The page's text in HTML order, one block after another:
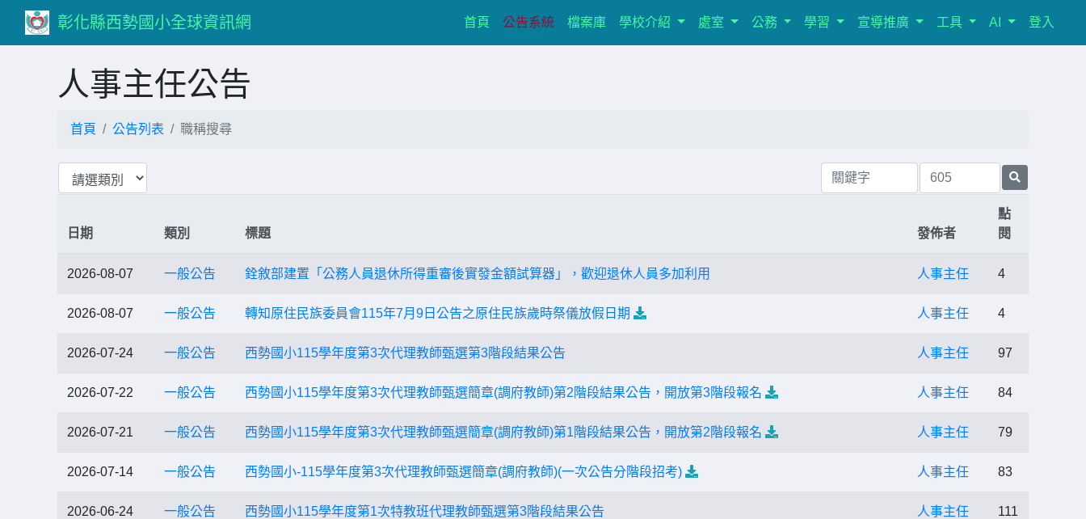
彰化縣西勢國小全球資訊網 首頁 (current)
公告系統 檔案庫 學校介紹 處室 公務 學習 宣導推廣 工具 AI 登入
人事主任公告
首頁 公告列表 職稱搜尋
日期 類別 標題 發佈者
點
閱
2026-08-07 一般公告 銓敘部建置「公務人員退休所得重審後實發金額試算器」，歡迎退休人員多加利用 人事主任 4
2026-08-07 一般公告 轉知原住民族委員會115年7月9日公告之原住民族歲時祭儀放假日期 人事主任 4
2026-07-24 一般公告 西勢國小115學年度第3次代理教師甄選第3階段結果公告 人事主任 97
2026-07-22 一般公告 西勢國小115學年度第3次代理教師甄選簡章(調府教師)第2階段結果公告，開放第3階段報名 人事主任 84
2026-07-21 一般公告 西勢國小115學年度第3次代理教師甄選簡章(調府教師)第1階段結果公告，開放第2階段報名 人事主任 79
2026-07-14 一般公告 西勢國小-115學年度第3次代理教師甄選簡章(調府教師)(一次公告分階段招考) 人事主任 83
2026-06-24 一般公告 西勢國小115學年度第1次特教班代理教師甄選第3階段結果公告 人事主任 111